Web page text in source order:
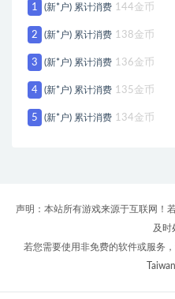
1 (新*户) 累计消费 144金币
2 (新*户) 累计消费 138金币
3 (新*户) 累计消费 136金币
4 (新*户) 累计消费 135金币
5 (新*户) 累计消费 134金币
声明：本站所有游戏来源于互联网！
及时
若您需要使用非免费的软件或服务